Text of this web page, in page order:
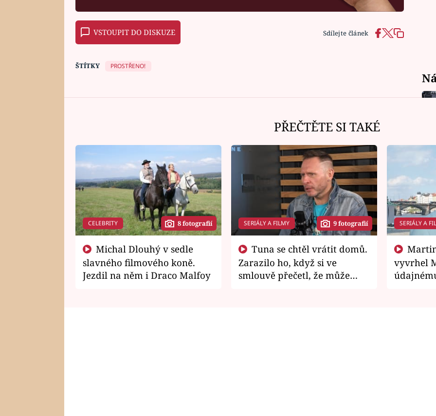
VSTOUPIT DO DISKUZE Sdílejte článek
ŠTÍTKY PROSTŘENO!
PŘEČTĚTE SI TAKÉ
CELEBRITY 8 fotografií
slavného filmového koně.
Jezdil na něm i Draco Malfoy
SERIÁLY A FILMY 9 fotografií
Zarazilo ho, když si ve
smlouvě přečetl, že může
SERIÁLY A
vyvrhel